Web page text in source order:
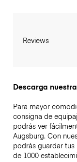
Reviews
Descarga
Para mayor
consigna de
podrás ver
Augsburg. Con
podrás guardar tus
de 1000